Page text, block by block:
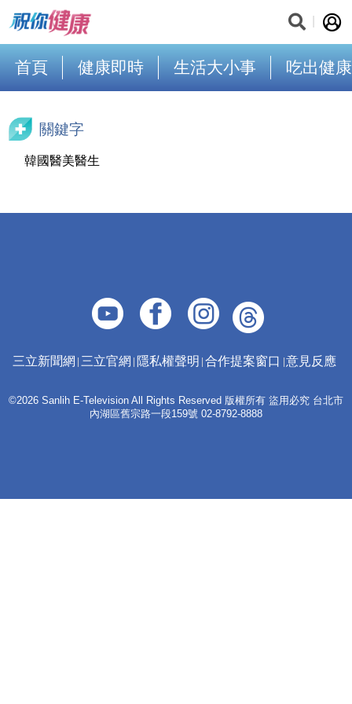
首頁 健康即時 生活大小事 吃出健康
關鍵字
韓國醫美醫生
三立新聞網 三立官網 隱私權聲明 合作提案窗口 意見反應
©2026 Sanlih E-Television All Rights Reserved 版權所有 盜用必究 台北市
內湖區舊宗路一段159號 02-8792-8888